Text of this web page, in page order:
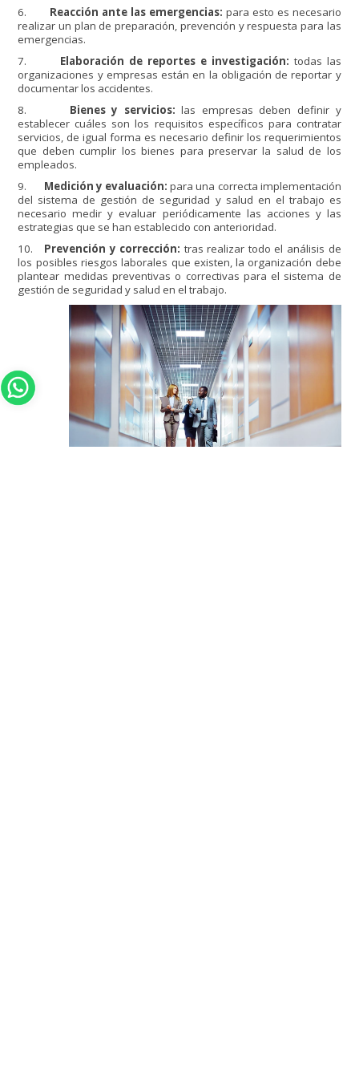
6. Reacción ante las emergencias: para esto es necesario
realizar un plan de preparación, prevención y respuesta para las
emergencias.
7.
Elaboración de reportes e investigación: todas las
organizaciones y empresas están en la obligación de reportar y
documentar los accidentes.
8. Bienes y servicios: las empresas deben definir y
establecer cuáles son los requisitos específicos para contratar
servicios, de igual forma es necesario definir los requerimientos
que deben cumplir los bienes para preservar la salud de los
empleados.
9. Medición y evaluación: para una correcta implementación
del sistema de gestión de seguridad y salud en el trabajo es
necesario medir y evaluar periódicamente las acciones y las
estrategias que se han establecido con anterioridad.
10. Prevención y corrección: tras realizar todo el análisis de
los posibles riesgos laborales que existen, la organización debe
plantear medidas preventivas o correctivas para el sistema de
gestión de seguridad y salud en el trabajo.